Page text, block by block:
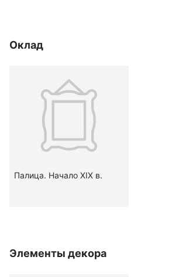
Оклад
Палица. Начало ХIХ в.
Элементы декора